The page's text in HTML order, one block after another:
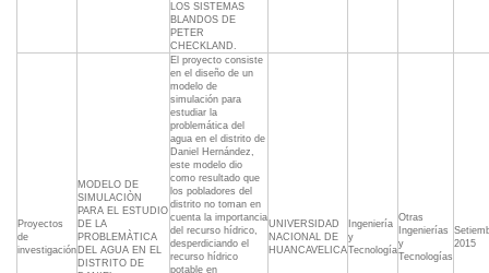
LOS SISTEMAS
BLANDOS DE
PETER
CHECKLAND.
Proyectos
de
investigación
MODELO DE
SIMULACIÒN
PARA EL ESTUDIO
DE LA
PROBLEMÀTICA
DEL AGUA EN EL
DISTRITO DE
El proyecto consiste
en el diseño de un
modelo de
simulación para
estudiar la
problemática del
agua en el distrito de
Daniel Hernández,
este modelo dio
como resultado que
los pobladores del
distrito no toman en
cuenta la importancia
del recurso hídrico,
desperdiciando el
recurso hídrico
potable en
UNIVERSIDAD
NACIONAL DE
HUANCAVELICA
Ingeniería
y
Tecnología
Otras
Ingenierías
y
Tecnologías
2015